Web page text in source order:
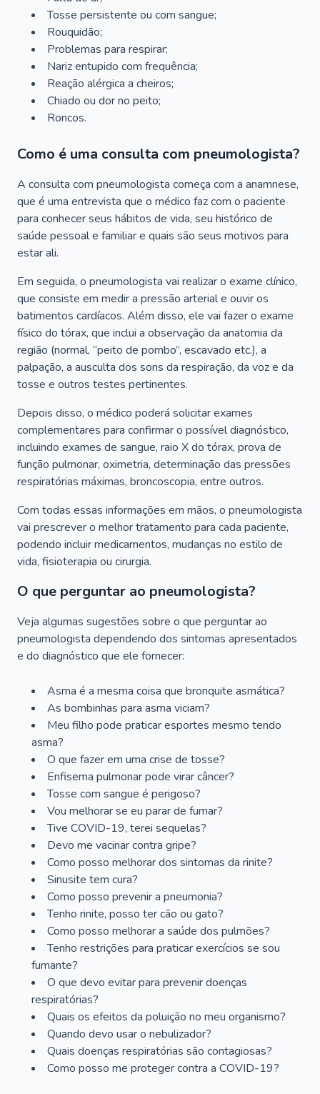
Tosse persistente ou com sangue;
Rouquidão;
Problemas para respirar;
Nariz entupido com frequência;
Reação alérgica a cheiros;
Chiado ou dor no peito;
Roncos.
Como é uma consulta com pneumologista?
A consulta com pneumologista começa com a anamnese,
que é uma entrevista que o médico faz com o paciente
para conhecer seus hábitos de vida, seu histórico de
saúde pessoal e familiar e quais são seus motivos para
estar ali.
Em seguida, o pneumologista vai realizar o exame clínico,
que consiste em medir a pressão arterial e ouvir os
batimentos cardíacos. Além disso, ele vai fazer o exame
físico do tórax, que inclui a observação da anatomia da
região (normal, “peito de pombo”, escavado etc.), a
palpação, a ausculta dos sons da respiração, da voz e da
tosse e outros testes pertinentes.
Depois disso, o médico poderá solicitar exames
complementares para confirmar o possível diagnóstico,
incluindo exames de sangue, raio X do tórax, prova de
função pulmonar, oximetria, determinação das pressões
respiratórias máximas, broncoscopia, entre outros.
Com todas essas informações em mãos, o pneumologista
vai prescrever o melhor tratamento para cada paciente,
podendo incluir medicamentos, mudanças no estilo de
vida, fisioterapia ou cirurgia.
O que perguntar ao pneumologista?
Veja algumas sugestões sobre o que perguntar ao
pneumologista dependendo dos sintomas apresentados
e do diagnóstico que ele fornecer:
Asma é a mesma coisa que bronquite asmática?
As bombinhas para asma viciam?
Meu filho pode praticar esportes mesmo tendo
asma?
O que fazer em uma crise de tosse?
Enfisema pulmonar pode virar câncer?
Tosse com sangue é perigoso?
Vou melhorar se eu parar de fumar?
Tive COVID-19, terei sequelas?
Devo me vacinar contra gripe?
Como posso melhorar dos sintomas da rinite?
Sinusite tem cura?
Como posso prevenir a pneumonia?
Tenho rinite, posso ter cão ou gato?
Como posso melhorar a saúde dos pulmões?
Tenho restrições para praticar exercícios se sou
fumante?
O que devo evitar para prevenir doenças
respiratórias?
Quais os efeitos da poluição no meu organismo?
Quando devo usar o nebulizador?
Quais doenças respiratórias são contagiosas?
Como posso me proteger contra a COVID-19?